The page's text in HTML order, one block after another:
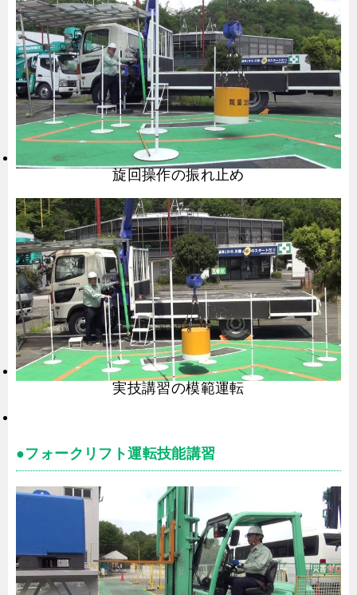
旋回操作の振れ止め
実技講習の模範運転
●フォークリフト運転技能講習